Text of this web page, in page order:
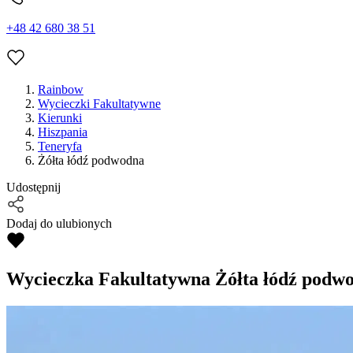
+48 42 680 38 51
Rainbow
Wycieczki Fakultatywne
Kierunki
Hiszpania
Teneryfa
Żółta łódź podwodna
Udostępnij
Dodaj do ulubionych
Wycieczka Fakultatywna Żółta łódź